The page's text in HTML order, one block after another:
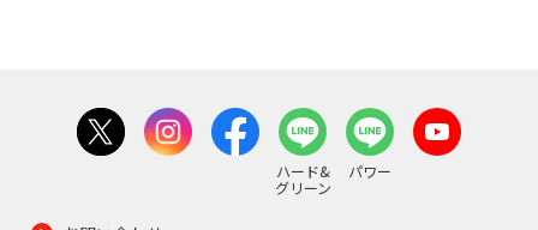
ハード&
グリーン
パワー